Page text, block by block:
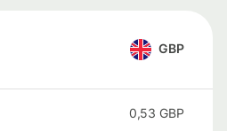
GBP
0,53 GBP